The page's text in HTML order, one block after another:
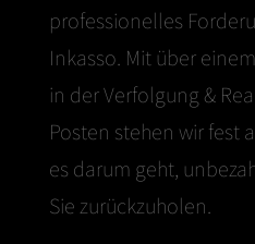
professionelles
Inkasso. Mit über
in der Verfolgung &
Posten stehen wir fest
es darum geht,
Sie zurückzuholen.